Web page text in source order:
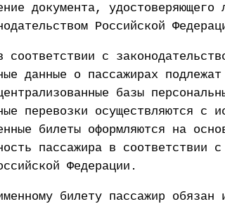
документа, удостоверяющего
Российской
с
данные о пассажирах
базы
перевозки осуществляются с
билеты оформляются на
пассажира в соответствии с
Федерации.
билету пассажир обязан